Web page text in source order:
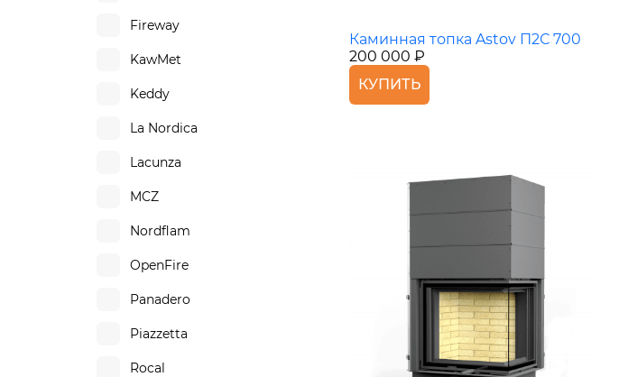
Fireway
KawMet
Keddy
La Nordica
Lacunza
MCZ
Nordflam
OpenFire
Panadero
Piazzetta
Rocal
Каминная топка Astov П2С 700
200 000 ₽
КУПИТЬ